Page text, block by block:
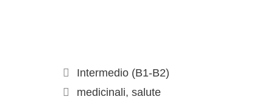
Intermedio (B1-B2)
medicinali,salute